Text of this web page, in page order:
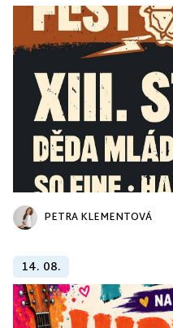
PETRA KLEMENTOVÁ
14. 08.